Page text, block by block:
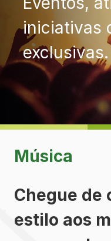
iniciativas
exclusivas.
Música
Chegue de
estilo aos